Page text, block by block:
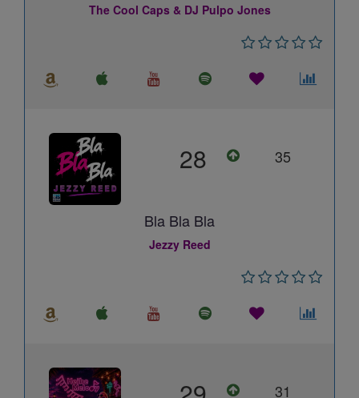
The Cool Caps & DJ Pulpo Jones
28 35
Bla Bla Bla
Jezzy Reed
31